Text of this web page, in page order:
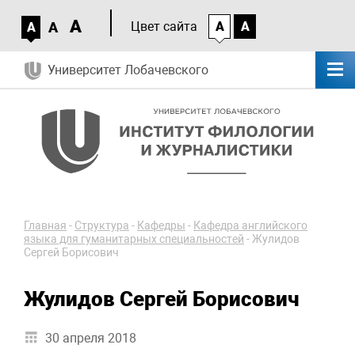
A A A Цвет сайта A A
Университет Лобачевского
Главная - Структура - Кафедры - Кафедра английского
языка для гуманитарных специальностей -Жулидов
Сергей Борисович
Жулидов Сергей Борисович
30 апреля 2018